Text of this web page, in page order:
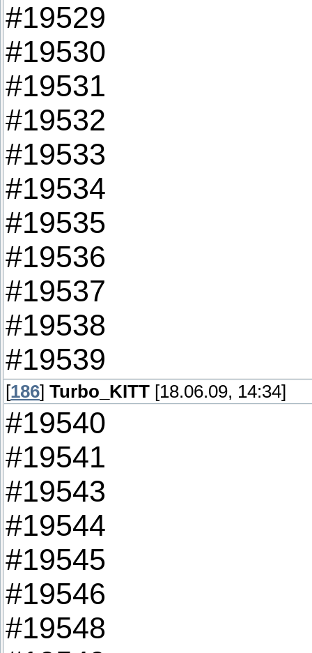
#19529
#19530
#19531
#19532
#19533
#19534
#19535
#19536
#19537
#19538
#19539
[186] Turbo_KITT [18.06.09, 14:34]
#19540
#19541
#19543
#19544
#19545
#19546
#19548